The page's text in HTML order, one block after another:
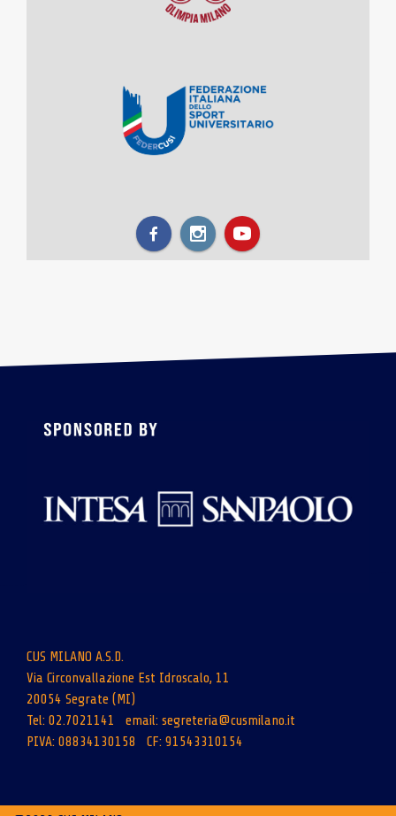
CUS MILANO A.S.D.
Via Circonvallazione Est Idroscalo, 11
20054 Segrate (MI)
Tel: 02.7021141 email: segreteria@cusmilano.it
PIVA: 08834130158 CF: 91543310154